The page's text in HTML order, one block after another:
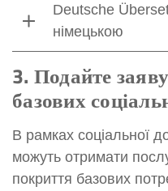
Deutsche
німецькою
3. Подайте
базових
В рамках соціальної
можуть отримати
покриття базових